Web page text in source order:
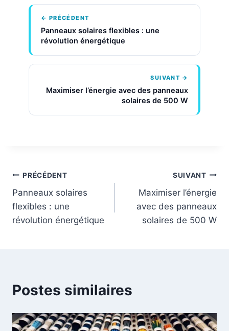
← PRÉCÉDENT
Panneaux solaires flexibles : une
révolution énergétique
SUIVANT →
Maximiser l’énergie avec des panneaux
solaires de 500 W
Navigation
de
l’article
PRÉCÉDENT
Panneaux solaires
flexibles : une
révolution énergétique
SUIVANT
Maximiser l’énergie
avec des panneaux
solaires de 500 W
Postes similaires